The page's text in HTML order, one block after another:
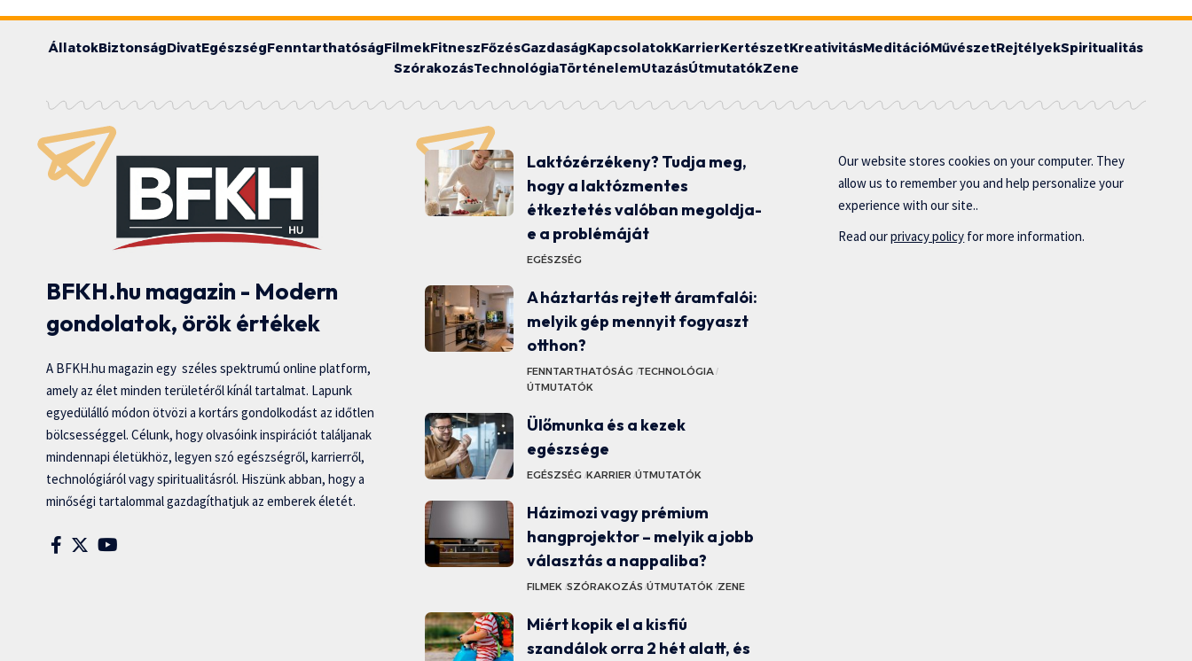
ÁllatokBiztonságDivatEgészségFenntarthatóságFilmekFitneszFőzésGazdaságKapcsolatokKarrierKertészetKreativitásMeditációMűvészetRejtélyekSpiritualitás
SzórakozásTechnológiaTörténelemUtazásÚtmutatókZene
BFKH.hu magazin - Modern
gondolatok, örök értékek
A BFKH.hu magazin egy széles spektrumú online platform,
amely az élet minden területéről kínál tartalmat. Lapunk
egyedülálló módon ötvözi a kortárs gondolkodást az időtlen
bölcsességgel. Célunk, hogy olvasóink inspirációt találjanak
mindennapi életükhöz, legyen szó egészségről, karrierről,
technológiáról vagy spiritualitásról. Hiszünk abban, hogy a
minőségi tartalommal gazdagíthatjuk az emberek életét.
Laktózérzékeny? Tudja meg,
hogy a laktózmentes
étkeztetés valóban megoldja-
e a problémáját
EGÉSZSÉG
A háztartás rejtett áramfalói:
melyik gép mennyit fogyaszt
otthon?
FENNTARTHATÓSÁG TECHNOLÓGIA
ÚTMUTATÓK
Ülőmunka és a kezek
egészsége
EGÉSZSÉG KARRIER ÚTMUTATÓK
Házimozi vagy prémium
hangprojektor – melyik a jobb
választás a nappaliba?
FILMEK SZÓRAKOZÁS ÚTMUTATÓK ZENE
Miért kopik el a kisfiú
szandálok orra 2 hét alatt, és
Our website stores cookies on your computer. They
allow us to remember you and help personalize your
experience with our site..
Read ourprivacy policy for more information.